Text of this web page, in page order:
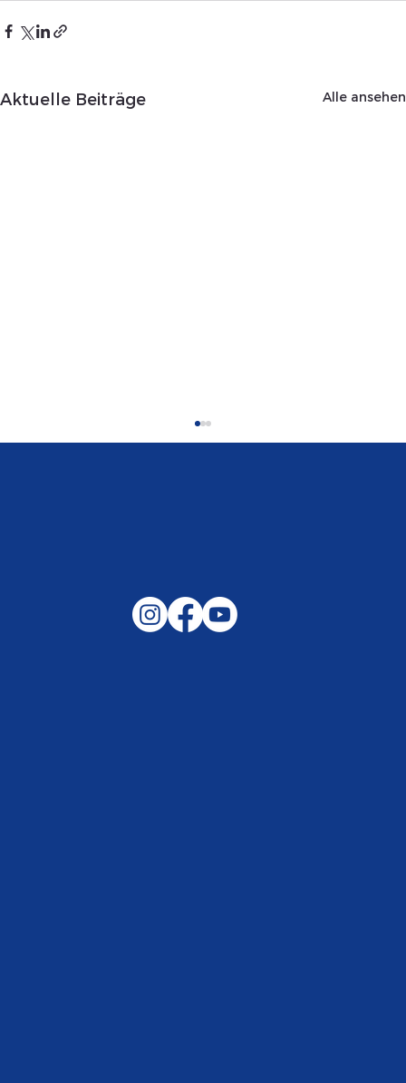
Aktuelle Beiträge Alle ansehen
Gemeinsam auf außergewöhnliche